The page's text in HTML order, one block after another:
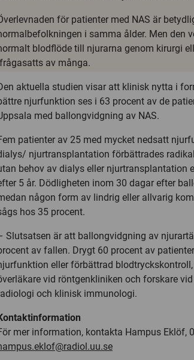
för patienter med NAS är
i samma ålder. Men den
blodflöde till njurarna genom kirurgi
av många.
aktuella studien visar att klinisk nytta i
njurfunktion ses i 63 procent av de
med ballongvidgning av NAS.
patienter av 25 med mycket nedsatt
njurtransplantation förbättrades
behov av dialys eller njurtransplantation
5 år. Dödligheten inom 30 dagar efter
någon form av lindrig eller allvarig
hos 35 procent.
Slutsatsen är att ballongvidgning av
av fallen. Drygt 60 procent av
eller förbättrad
vid röntgenkliniken och forskare
och klinisk immunologi.
mer information, kontakta Hampus Eklöf,